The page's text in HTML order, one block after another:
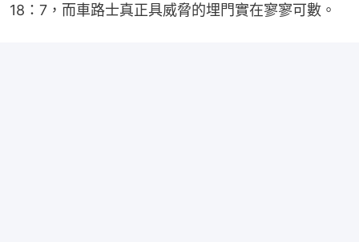
18：7，而車路士真正具威脅的埋門實在寥寥可數。